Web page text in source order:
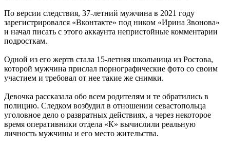
По версии следствия, 37-летний мужчина в 2021 году
зарегистрировался «Вконтакте» под ником «Ирина Звонова»
и начал писать с этого аккаунта непристойные комментарии
подросткам.
Одной из его жертв стала 15-летняя школьница из Ростова,
которой мужчина прислал порнографические фото со своим
участием и требовал от нее такие же снимки.
Девочка рассказала обо всем родителям и те обратились в
полицию. Следком возбудил в отношении севастопольца
уголовное дело о развратных действиях, а через некоторое
время оперативники отдела «К» вычислили реальную
личность мужчины и его место жительства.